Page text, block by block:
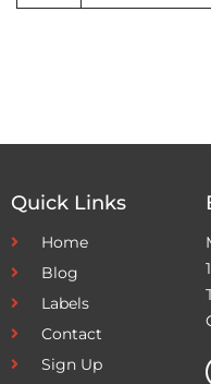
Quick Links
Home
Blog
Labels
Contact
Sign Up